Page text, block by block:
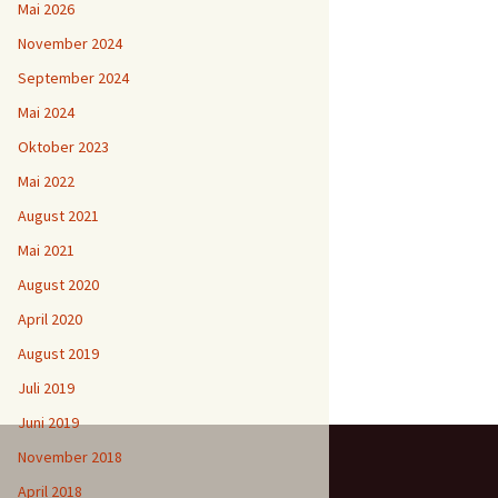
Mai 2026
November 2024
September 2024
Mai 2024
Oktober 2023
Mai 2022
August 2021
Mai 2021
August 2020
April 2020
August 2019
Juli 2019
Juni 2019
November 2018
April 2018